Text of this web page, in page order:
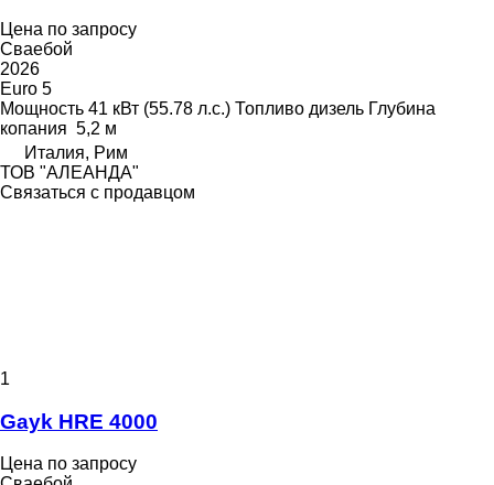
Цена по запросу
Сваебой
2026
Euro 5
Мощность 41 кВт (55.78 л.с.) Топливо дизель Глубина
копания 5,2 м
Италия, Рим
ТОВ "АЛЕАНДА"
Связаться с продавцом
1
Gayk HRE 4000
Цена по запросу